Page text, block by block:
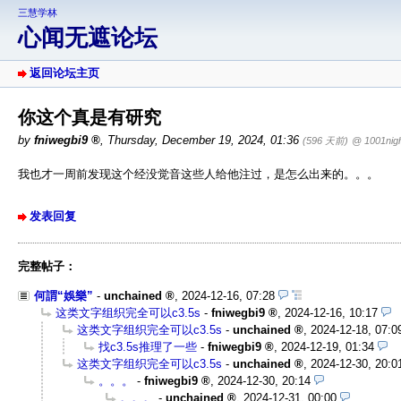
三慧学林
心闻无遮论坛
返回论坛主页
你这个真是有研究
by fniwegbi9 , Thursday, December 19, 2024, 01:36 (596 天前) @
我也才一周前发现这个经没觉音这些人给他注过，是怎么出来的。。。
发表回复
完整帖子：
何謂“娛樂” - unchained
2024-12-16, 07:28
这类文字组织完全可以c3.5s - fniwegbi9
2024-12-16, 10:17
这类文字组织完全可以c3.5s - unchained
2024-12-18,
找c3.5s推理了一些 - fniwegbi9
2024-12-19, 01:34
这类文字组织完全可以c3.5s - unchained
2024-12-30, 20:01
。。。
- fniwegbi9
2024-12-30, 20:14
。。。
- unchained
2024-12-31, 00:00